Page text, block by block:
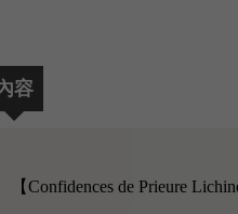
容
【Confidences de Prieure